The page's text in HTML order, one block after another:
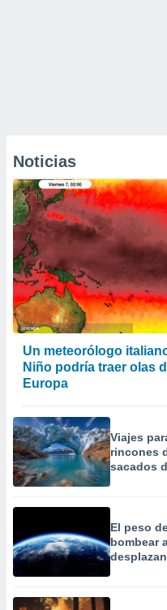
Noticias
Un meteorólogo
Niño podría traer olas
Europa
Viajes
rincones
sacados
El peso
bombear